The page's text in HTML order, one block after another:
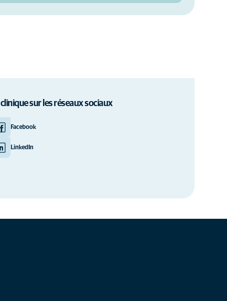
clinique sur les réseaux sociaux
Facebook
LinkedIn